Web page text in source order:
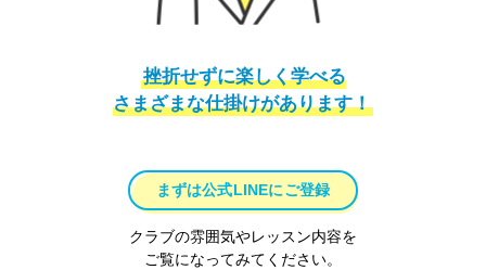
挫折せずに楽しく学べる
さまざまな仕掛けがあります！
まずは公式LINEにご登録
クラブの雰囲気やレッスン内容を
ご覧になってみてください。